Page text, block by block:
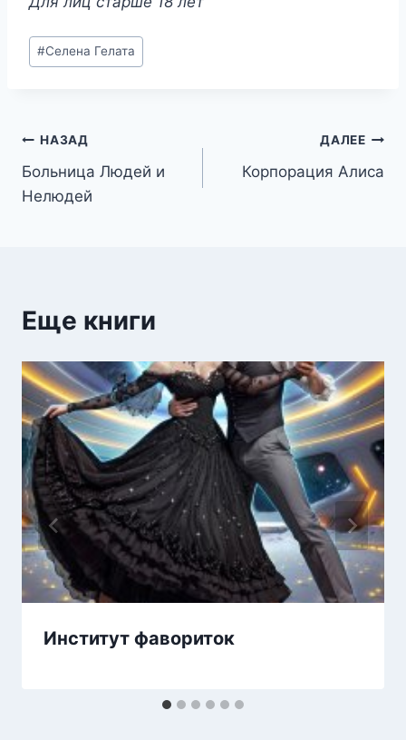
Метки
записи:
#Селена Гелата
Навигация
по
НАЗАД
Больница Людей и
Нелюдей
ДАЛЕЕ
Корпорация Алиса
Еще книги
Институт фавориток